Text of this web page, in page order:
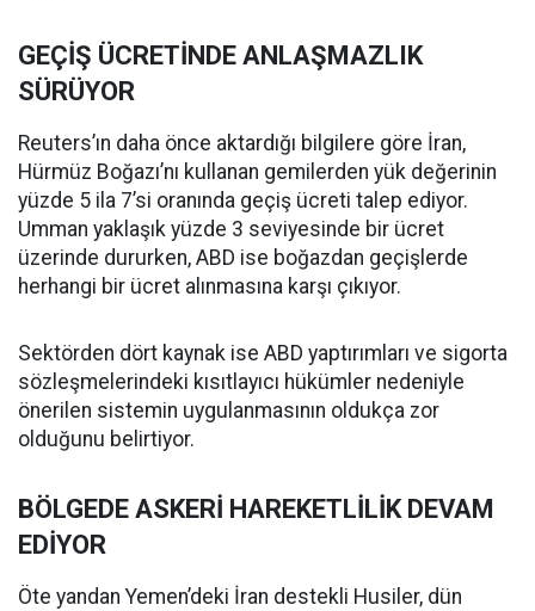
GEÇİŞ ÜCRETİNDE ANLAŞMAZLIK
SÜRÜYOR
Reuters’ın daha önce aktardığı bilgilere göre İran,
Hürmüz Boğazı’nı kullanan gemilerden yük değerinin
yüzde 5 ila 7’si oranında geçiş ücreti talep ediyor.
Umman yaklaşık yüzde 3 seviyesinde bir ücret
üzerinde dururken, ABD ise boğazdan geçişlerde
herhangi bir ücret alınmasına karşı çıkıyor.
Sektörden dört kaynak ise ABD yaptırımları ve sigorta
sözleşmelerindeki kısıtlayıcı hükümler nedeniyle
önerilen sistemin uygulanmasının oldukça zor
olduğunu belirtiyor.
BÖLGEDE ASKERİ HAREKETLİLİK DEVAM
EDİYOR
Öte yandan Yemen’deki İran destekli Husiler, dün